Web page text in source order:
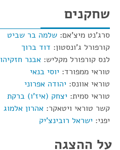
שחקנים
סרג'נט מיצ'אם: שלמה בר שביט
קורפורל ג'ונסטון: דוד ברוך
לנס קורפורל מקליש: אבנר חזקיהו
טוראי ממפורד: יוסי בנאי
טוראי אוונס: יהודה אפרוני
טוראי סמית: יצחק (איז'ו) ברקת
קשר טוראי ויטאקר: אהרון אלמוג
יפני: ישראל רובינצ'יק
על ההצגה